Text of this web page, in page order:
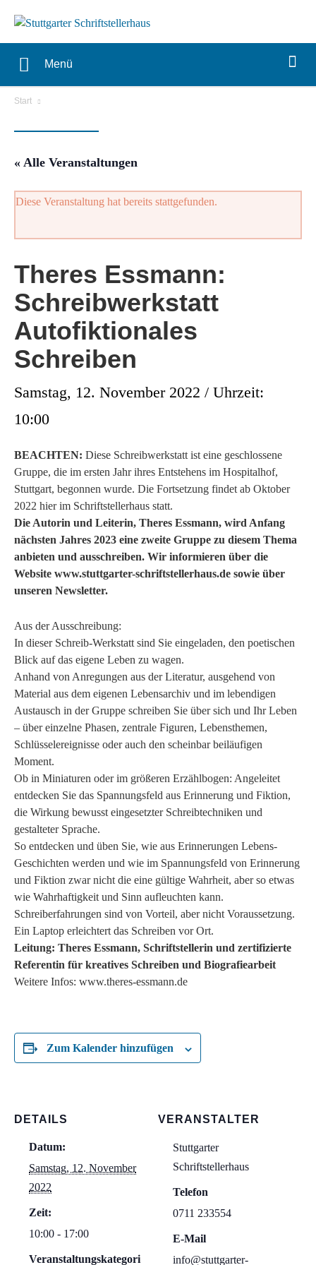
Menü
Start
« Alle Veranstaltungen
Diese Veranstaltung hat bereits stattgefunden.
Theres Essmann:
Schreibwerkstatt
Autofiktionales
Schreiben
Samstag, 12. November 2022 / Uhrzeit:
10:00
BEACHTEN: Diese Schreibwerkstatt ist eine geschlossene
Gruppe, die im ersten Jahr ihres Entstehens im Hospitalhof,
Stuttgart, begonnen wurde. Die Fortsetzung findet ab Oktober
2022 hier im Schriftstellerhaus statt.
Die Autorin und Leiterin, Theres Essmann, wird Anfang
nächsten Jahres 2023 eine zweite Gruppe zu diesem Thema
anbieten und ausschreiben. Wir informieren über die
Website www.stuttgarter-schriftstellerhaus.de sowie über
unseren Newsletter.
Aus der Ausschreibung:
In dieser Schreib-Werkstatt sind Sie eingeladen, den poetischen
Blick auf das eigene Leben zu wagen.
Anhand von Anregungen aus der Literatur, ausgehend von
Material aus dem eigenen Lebensarchiv und im lebendigen
Austausch in der Gruppe schreiben Sie über sich und Ihr Leben
– über einzelne Phasen, zentrale Figuren, Lebensthemen,
Schlüsselereignisse oder auch den scheinbar beiläufigen
Moment.
Ob in Miniaturen oder im größeren Erzählbogen: Angeleitet
entdecken Sie das Spannungsfeld aus Erinnerung und Fiktion,
die Wirkung bewusst eingesetzter Schreibtechniken und
gestalteter Sprache.
So entdecken und üben Sie, wie aus Erinnerungen Lebens-
Geschichten werden und wie im Spannungsfeld von Erinnerung
und Fiktion zwar nicht die eine gültige Wahrheit, aber so etwas
wie Wahrhaftigkeit und Sinn aufleuchten kann.
Schreiberfahrungen sind von Vorteil, aber nicht Voraussetzung.
Ein Laptop erleichtert das Schreiben vor Ort.
Leitung: Theres Essmann, Schriftstellerin und zertifizierte
Referentin für kreatives Schreiben und Biografiearbeit
Weitere Infos: www.theres-essmann.de
Zum Kalender hinzufügen
DETAILS
Datum:
Samstag, 12. November
2022
Zeit:
10:00 - 17:00
Veranstaltungskategori
VERANSTALTER
Stuttgarter
Schriftstellerhaus
Telefon
0711 233554
E-Mail
info@stuttgarter-